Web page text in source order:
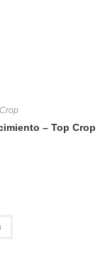
– Top Crop